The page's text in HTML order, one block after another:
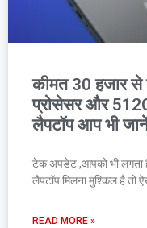
कीमत 30 हजार से
प्रोसेसर और
लैपटॉप आप भी
टेक अपडेट ,आपको भी लगता
लैपटॉप मिलना मुश्किल है तो
READ MORE »